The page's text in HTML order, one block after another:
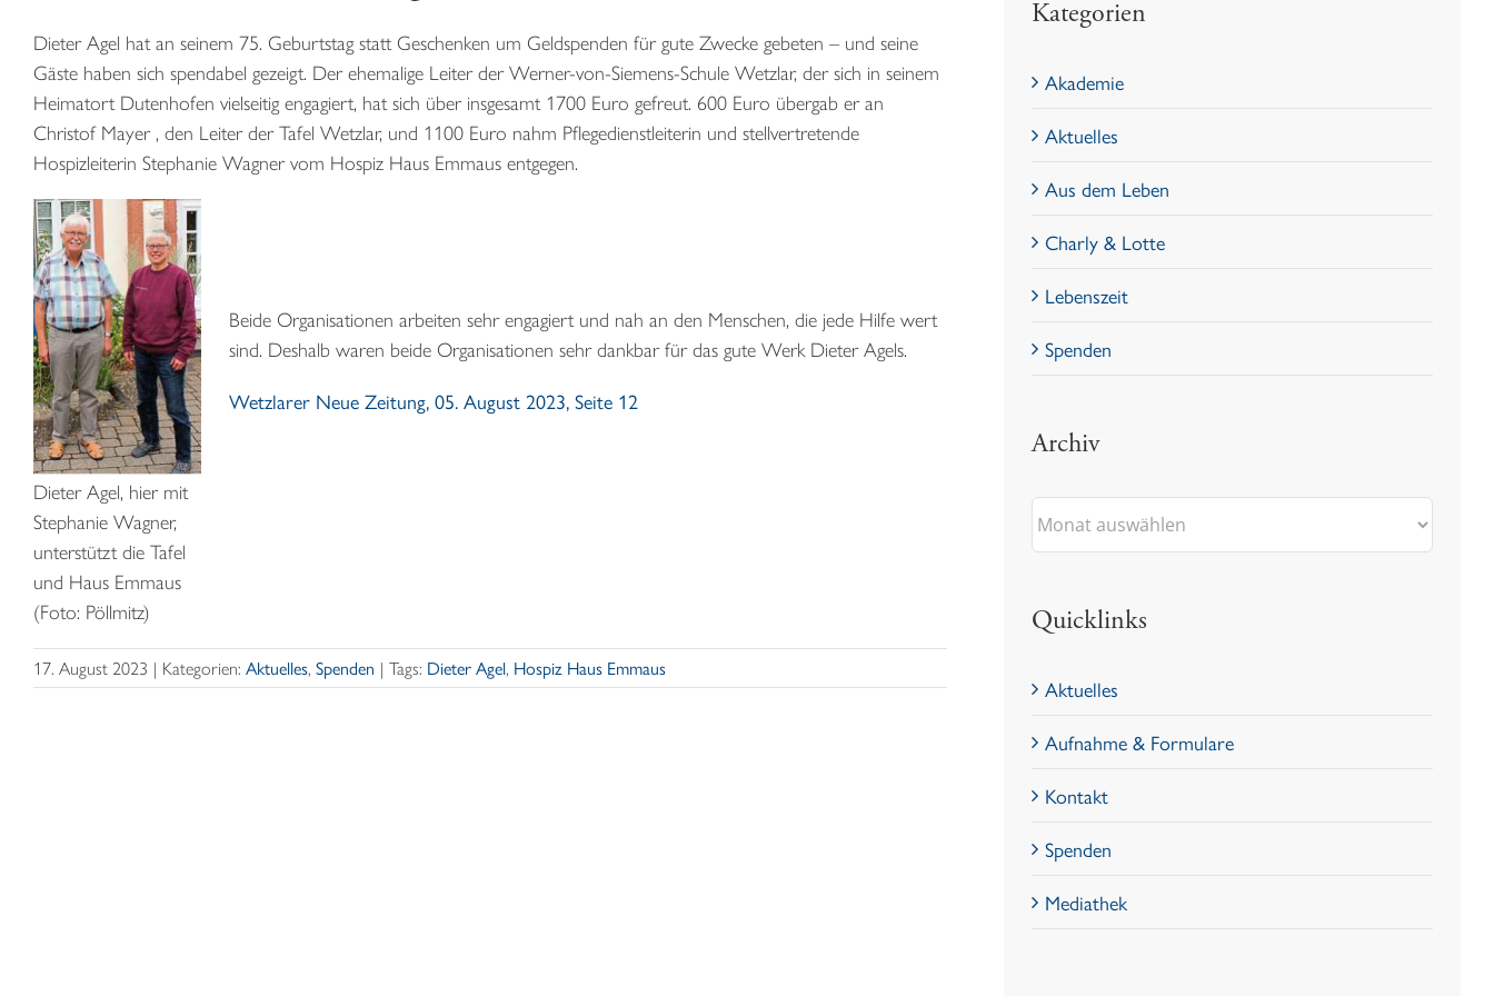
Dieter Agel hat an seinem 75. Geburtstag statt Geschenken um Geldspenden für gute Zwecke gebeten – und seine
Gäste haben sich spendabel gezeigt. Der ehemalige Leiter der Werner-von-Siemens-Schule Wetzlar, der sich in seinem
Heimatort Dutenhofen vielseitig engagiert, hat sich über insgesamt 1700 Euro gefreut. 600 Euro übergab er an
Christof Mayer , den Leiter der Tafel Wetzlar, und 1100 Euro nahm Pflegedienstleiterin und stellvertretende
Hospizleiterin Stephanie Wagner vom Hospiz Haus Emmaus entgegen.
Dieter Agel, hier mit
Stephanie Wagner,
unterstützt die Tafel
und Haus Emmaus
(Foto: Pöllmitz)
Beide Organisationen arbeiten sehr engagiert und nah an den Menschen, die jede Hilfe wert
sind. Deshalb waren beide Organisationen sehr dankbar für das gute Werk Dieter Agels.
Wetzlarer Neue Zeitung, 05. August 2023, Seite 12
17. August 2023 | Kategorien: Aktuelles, Spenden | Tags: Dieter Agel, Hospiz Haus Emmaus
Kategorien
Akademie
Aktuelles
Aus dem Leben
Charly & Lotte
Lebenszeit
Spenden
Archiv
Quicklinks
Aktuelles
Aufnahme & Formulare
Kontakt
Spenden
Mediathek